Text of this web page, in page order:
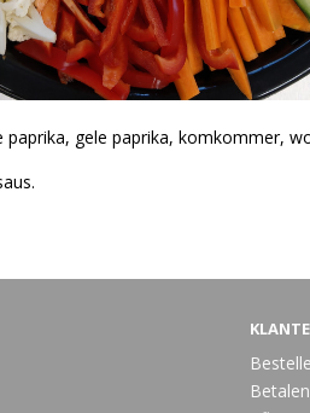
gele paprika, komkommer,
Betalen